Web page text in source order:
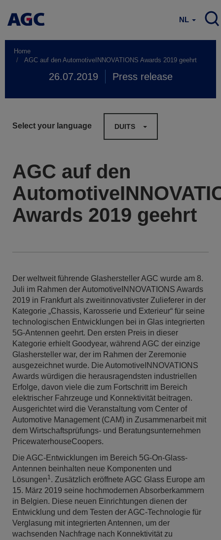
NL
Home
AGC auf den AutomotiveINNOVATIONS Awards 2019 geehrt
26.07.2019 Press release
Select your language DUITS
AGC auf den
Awards 2019 geehrt
Der weltweit führende Glashersteller AGC wurde am 8.
Juli im Rahmen der AutomotiveINNOVATIONS Awards
2019 in Frankfurt als zweitinnovativster Zulieferer in der
Kategorie „Chassis, Karosserie und Exterieur“ für seine
technologischen Entwicklungen bei in Glas integrierten
5G-Antennen geehrt. Den ersten Preis in dieser
Kategorie erhielt Goodyear, während AGC der einzige
Glashersteller war, der im Rahmen der Zeremonie
ausgezeichnet wurde. Die AutomotiveINNOVATIONS
Awards würdigen die herausragendsten industriellen
Erfolge, davon viele die zum Fortschritt im Bereich
elektrischer Fahrzeuge und Konnektivität beitragen.
Ausgerichtet wird die Veranstaltung vom Center of
Automotive Management (CAM) in Zusammenarbeit mit
dem Wirtschaftsprüfungs- und Beratungsunternehmen
PricewaterhouseCoopers.
Die AGC-Entwicklungen im Bereich 5G-On-Glass-
Antennen beinhalten neue Komponenten und
Lösungen1. Zusätzlich eröffnete AGC Glass Europe am
15. März 2019 seine hochmodernen Absorberkammern
in Belgien. Diese neuen Einrichtungen dienen der
Entwicklung und dem Testen der AGC-Technologie für
Verglasung mit integrierten Antennen, um der
wachsenden Nachfrage nach Konnektivität zu